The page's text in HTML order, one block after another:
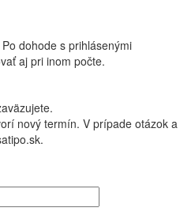
dohode s prihlásenými
aj pri inom počte.
nový termín. V prípade otázok a